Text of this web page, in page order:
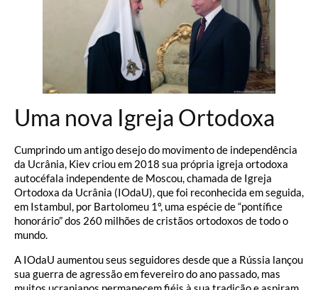
Uma nova Igreja Ortodoxa
Cumprindo um antigo desejo do movimento de independência
da Ucrânia, Kiev criou em 2018 sua própria igreja ortodoxa
autocéfala independente de Moscou, chamada de Igreja
Ortodoxa da Ucrânia (IOdaU), que foi reconhecida em seguida,
em Istambul, por Bartolomeu 1º, uma espécie de “pontífice
honorário” dos 260 milhões de cristãos ortodoxos de todo o
mundo.
A IOdaU aumentou seus seguidores desde que a Rússia lançou
sua guerra de agressão em fevereiro do ano passado, mas